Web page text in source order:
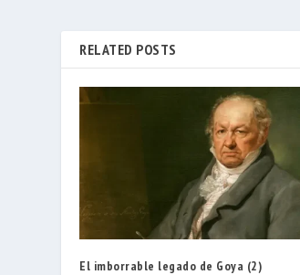
RELATED POSTS
El imborrable legado de Goya (2)